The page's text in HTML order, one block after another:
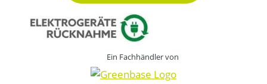
Ein Fachhändler von